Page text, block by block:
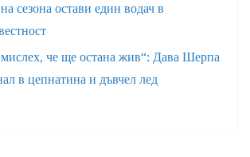
сезона остави един водач в
че ще остана жив“: Дава Шерпа
в цепнатина и дъвчел лед